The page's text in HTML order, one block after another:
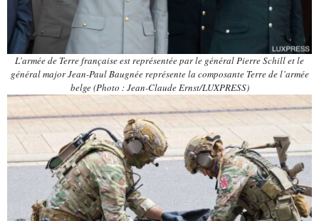
L’armée de Terre française est représentée par le général Pierre Schill et le
général major Jean-Paul Baugnée représente la composante Terre de l’armée
belge (Photo : Jean-Claude Ernst/LUXPRESS)